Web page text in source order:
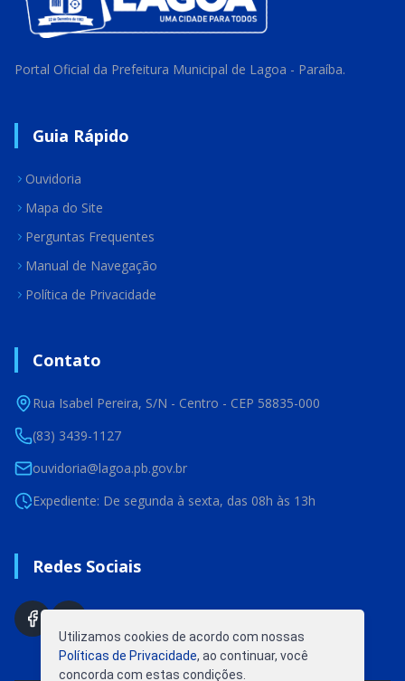
Portal Oficial da Prefeitura Municipal de Lagoa - Paraíba.
Guia Rápido
Ouvidoria
Mapa do Site
Perguntas Frequentes
Manual de Navegação
Política de Privacidade
Contato
Rua Isabel Pereira, S/N - Centro - CEP 58835-000
(83) 3439-1127
ouvidoria@lagoa.pb.gov.br
Expediente: De segunda à sexta, das 08h às 13h
Redes Sociais
Utilizamos cookies de acordo com nossas
Políticas de Privacidade, ao continuar, você
concorda com estas condições.